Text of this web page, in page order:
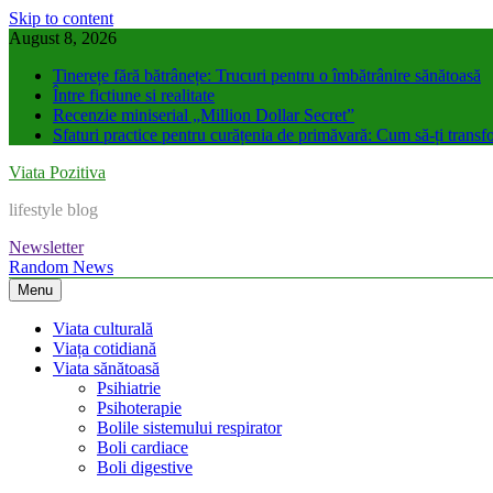
Skip to content
August 8, 2026
Tinerețe fără bătrânețe: Trucuri pentru o îmbătrânire sănătoasă
Între fictiune si realitate
Recenzie miniserial „Million Dollar Secret”
Sfaturi practice pentru curățenia de primăvară: Cum să-ți
Viata Pozitiva
lifestyle blog
Newsletter
Random News
Menu
Viata culturală
Viața cotidiană
Viata sănătoasă
Psihiatrie
Psihoterapie
Bolile sistemului respirator
Boli cardiace
Boli digestive